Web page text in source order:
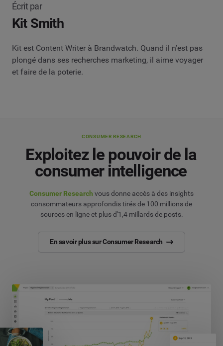
Écrit par
Kit Smith
Kit est Content Writer à Brandwatch. Quand il n’est pas
plongé dans ses recherches marketing, il aime voyager
et faire de la poterie.
CONSUMER RESEARCH
Exploitez le pouvoir de la
consumer intelligence
Consumer Research vous donne accès à des insights
consommateurs approfondis tirés de 100 millions de
sources en ligne et plus d'1,4 millards de posts.
En savoir plus sur Consumer Research